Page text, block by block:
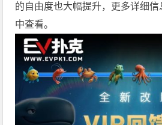
的自由度也大幅提升，更多详细
中查看。